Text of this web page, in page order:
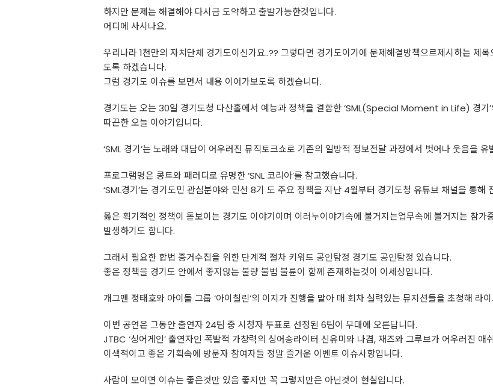
하지만 문제는 해결해야 다시금 도약하고 출발가능한것입니다.
어디에 사시나요.
우리나라 1천만의 자치단체 경기도이신가요..?? 그렇다면 경기도이기에 문제해결방책으르제시하는 제목
도록 하겠습니다.
그럼 경기도 이슈를 보면서 내용 이어가보도록 하겠습니다.
경기도는 오는 30일 경기도청 다산홀에서 예능과 정책을 결합한 ‘SML(Special Moment in Life) 경기’
따끈한 오늘 이야기입니다.
‘SML 경기’는 노래와 대담이 어우러진 뮤직토크쇼로 기존의 일방적 정보전달 과정에서 벗어나 웃음을
프로그램명은 콩트와 패러디로 유명한 ‘SNL 코리아’를 참고했습니다.
‘SML경기’는 경기도민 관심분야와 민선 8기 도 주요 정책을 지난 4월부터 경기도청 유튜브 채널을 통해
옳은 획기적인 정책이 돋보이는 경기도 이야기이며 이러누이야기속에 불거지는업무속에 불거지는 참가
발생하기도 합니다.
그래서 필요한 합법 증거수집을 위한 단계적 절차 키워드 공인탐정 경기도 공인탐정 있습니다.
좋은 정책을 경기도 안에서 좋지않는 불량 불법 불륜이 함께 존재하는것이 이세상입니다.
개그맨 정태호와 아이돌 그룹 ‘아이칠린’의 이지가 진행을 맡아 매 회차 실력있는 뮤지션들을 초청해 라
이번 공연은 그동안 출연자 24팀 중 시청자 투표로 선정된 6팀이 무대에 오른답니다.
JTBC ‘싱어게인’ 출연자인 폭발적 가창력의 싱어송라이터 신유미와 나겸, 재즈와 그루브가 어우러진 애
이색적이고 좋은 기획속에 방문자 참여자들 정말 즐거운 이벤트 이슈사항입니다.
사람이 모이면 이슈는 좋은것만 있음 좋지만 꼭 그렇지만은 아닌것이 현실입니다.